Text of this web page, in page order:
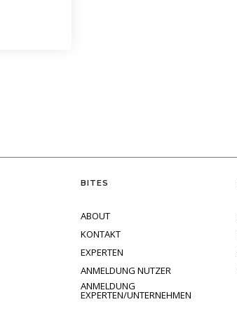
BITES
ABOUT
KONTAKT
EXPERTEN
ANMELDUNG NUTZER
ANMELDUNG
EXPERTEN/UNTERNEHMEN